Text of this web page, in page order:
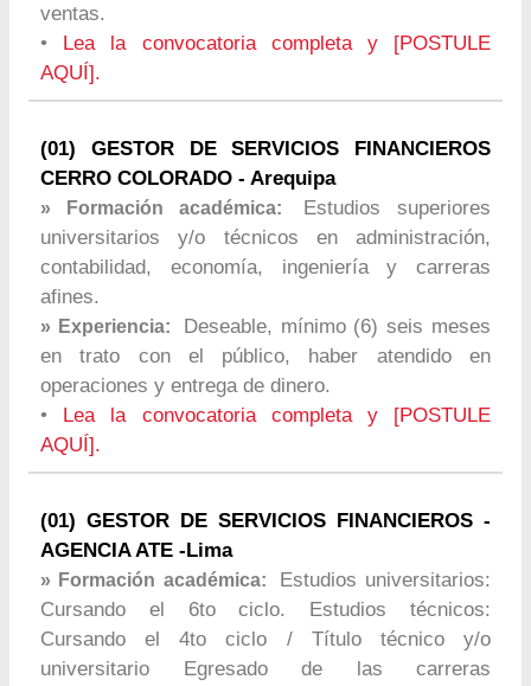
ventas.
•
Lea la convocatoria completa y [POSTULE
AQUÍ].
(01) GESTOR DE SERVICIOS FINANCIEROS
CERRO COLORADO - Arequipa
» Formación académica:
Estudios superiores
universitarios y/o técnicos en administración,
contabilidad, economía, ingeniería y carreras
afines.
» Experiencia:
Deseable, mínimo (6) seis meses
en trato con el público, haber atendido en
operaciones y entrega de dinero.
•
Lea la convocatoria completa y [POSTULE
AQUÍ].
(01) GESTOR DE SERVICIOS FINANCIEROS -
AGENCIA ATE -Lima
» Formación académica:
Estudios universitarios:
Cursando el 6to ciclo. Estudios técnicos:
Cursando el 4to ciclo / Título técnico y/o
universitario Egresado de las carreras